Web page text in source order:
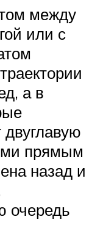
между
или с
а в
прямым
назад и
очередь